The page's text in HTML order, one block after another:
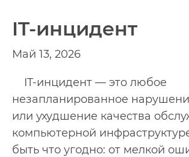
IT-инцидент
Май 13, 2026
IT-инцидент — это любое
незапланированное
или ухудшение качества
компьютерной
быть что угодно: от мелкой